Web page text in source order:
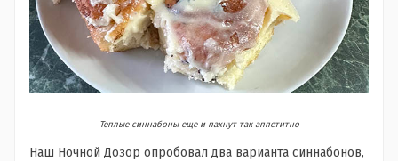
Теплые синнабоны еще и пахнут так аппетитно
Наш Ночной Дозор опробовал два варианта синнабонов,